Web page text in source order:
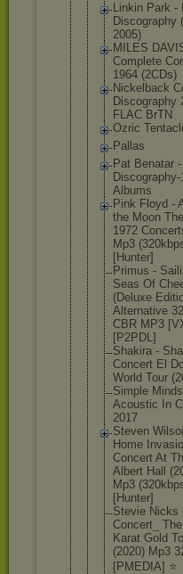
Linkin Park -
Discography
2005)
MILES
Complete
1964 (2CDs)
Nickelback
Discography
FLAC BrTN
Ozric
Pallas
Pat Benatar -
Discography-
Albums
Pink Floyd -
the Moon
1972
Mp3
[Hunter]
Primus -
Seas Of
(Deluxe
Alternative
CBR MP3
[P2PDL]
Shakira -
Concert El
World Tour
Simple
Acoustic In
2017
Steven
Home
Concert At
Albert Hall
Mp3
[Hunter]
Stevie Nicks
Concert_
Karat Gold
(2020) Mp3
[PMEDIA] ⭐️